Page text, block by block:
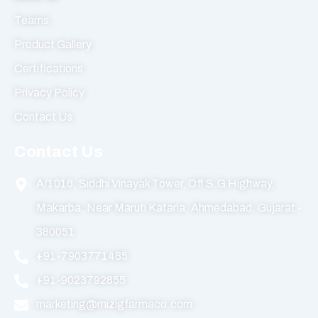
Teams
Product Gallery
Certifications
Privacy Policy
Contact Us
A/1016, Siddhi Vinayak Tower, Off S.G Highway,
Makarba, Near Maruti Kataria, Ahmedabad, Gujarat -
380051
+91-7903771485
+91-9023792855
marketing@mizigfarmaco.com